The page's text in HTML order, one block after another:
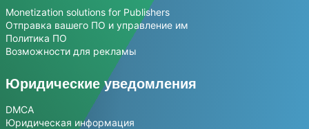
Monetization solutions for Publishers
Отправка вашего ПО и управление им
Политика ПО
Возможности для рекламы
Юридические уведомления
DMCA
Юридическая информация